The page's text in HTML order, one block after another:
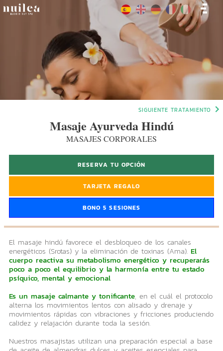
SIGUIENTE TRATAMIENTO
Masaje Ayurveda Hindú
MASAJES CORPORALES
RESERVA TU OPCIÓN
TARJETA REGALO
BONO 5 SESIONES
El masaje hindú favorece el desbloqueo de los canales
energéticos (Srotas) y la eliminación de toxinas (Ama). El
cuerpo reactiva su metabolismo energético y recuperarás
poco a poco el equilibrio y la harmonía entre tu estado
psíquico, mental y emocional
Es un masaje calmante y tonificante, en el cuál el protocolo
alterna los movimientos lentos con alisado y drenaje y
movimientos rápidas con vibraciones y fricciones produciendo
calidez y relajación durante toda la sesión.
Nuestros masajistas utilizan una preparación especial a base